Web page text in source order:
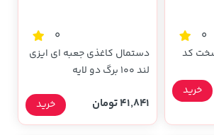
0
کد
خرید
0
دستمال کاغذی جعبه ای ایزی
لند 100 برگ دو لایه
41,841 تومان خرید